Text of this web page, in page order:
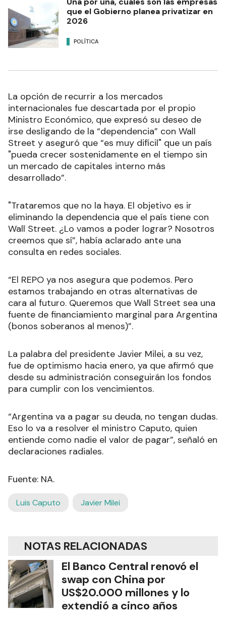
que el Gobierno planea privatizar en
2026
POLÍTICA
La opción de recurrir a los mercados
internacionales fue descartada por el propio
Ministro Económico, que expresó su deseo de
irse desligando de la “dependencia” con Wall
Street y aseguró que “es muy difícil" que un país
"pueda crecer sostenidamente en el tiempo sin
un mercado de capitales interno más
desarrollado”.
"Trataremos que no la haya. El objetivo es ir
eliminando la dependencia que el país tiene con
Wall Street. ¿Lo vamos a poder lograr? Nosotros
creemos que sí”, había aclarado ante una
consulta en redes sociales.
“El REPO ya nos asegura que podemos. Pero
estamos trabajando en otras alternativas de
cara al futuro. Queremos que Wall Street sea una
fuente de financiamiento marginal para Argentina
(bonos soberanos al menos)”.
La palabra del presidente Javier Milei, a su vez,
fue de optimismo hacia enero, ya que afirmó que
desde su administración conseguirán los fondos
para cumplir con los vencimientos.
“Argentina va a pagar su deuda, no tengan dudas.
Eso lo va a resolver el ministro Caputo, quien
entiende como nadie el valor de pagar”, señaló en
declaraciones radiales.
Fuente: NA.
Luis Caputo Javier Milei
NOTAS RELACIONADAS
El Banco Central renovó el
swap con China por
US$20.000 millones y lo
extendió a cinco años